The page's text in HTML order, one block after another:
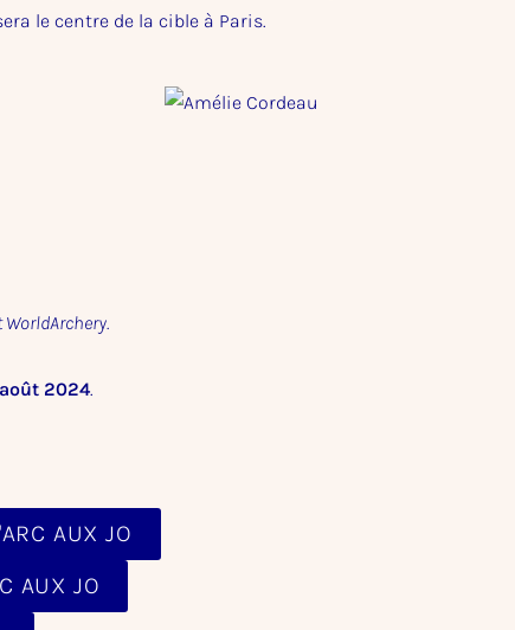
le centre de la cible à Paris.
2024.
AUX JO
AUX JO